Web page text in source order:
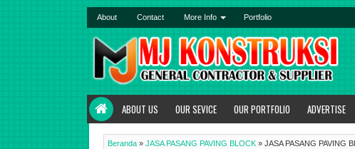
About Contact More Info Portfolio
ABOUT US OUR SEVICE OUR PORTFOLIO ADVERTISE
Beranda » JASA PASANG PAVING BLOCK » JASA PASANG PAVING